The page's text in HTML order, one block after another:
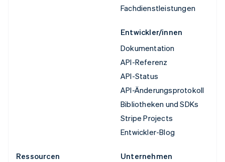
Fachdienstleistungen
Entwickler/innen
Dokumentation
API-Referenz
API-Status
API-Änderungsprotokoll
Bibliotheken und SDKs
Stripe Projects
Entwickler-Blog
Ressourcen
Unternehmen